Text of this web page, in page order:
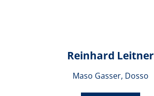
Reinhard Leitner
Maso Gasser, Dosso